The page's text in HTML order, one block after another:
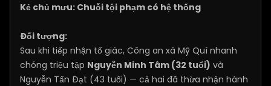
Kẻ chủ mưu: Chuỗi tội phạm có hệ thống
Đối tượng:
Sau khi tiếp nhận tố giác, Công an xã Mỹ Quí nhanh
chóng triệu tập Nguyễn Minh Tâm (32 tuổi) và
Nguyễn Tấn Đạt (43 tuổi) — cả hai đã thừa nhận hành